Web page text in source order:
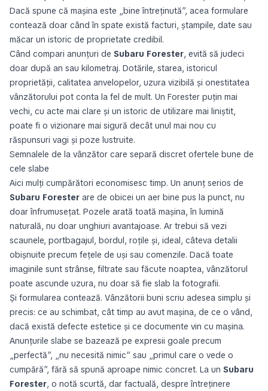
Dacă spune că mașina este „bine întreținută”, acea formulare
contează doar când în spate există facturi, ștampile, date sau
măcar un istoric de proprietate credibil.
Când compari anunțuri de Subaru Forester, evită să judeci
doar după an sau kilometraj. Dotările, starea, istoricul
proprietății, calitatea anvelopelor, uzura vizibilă și onestitatea
vânzătorului pot conta la fel de mult. Un Forester puțin mai
vechi, cu acte mai clare și un istoric de utilizare mai liniștit,
poate fi o vizionare mai sigură decât unul mai nou cu
răspunsuri vagi și poze lustruite.
Semnalele de la vânzător care separă discret ofertele bune de
cele slabe
Aici mulți cumpărători economisesc timp. Un anunț serios de
Subaru Forester are de obicei un aer bine pus la punct, nu
doar înfrumusețat. Pozele arată toată mașina, în lumină
naturală, nu doar unghiuri avantajoase. Ar trebui să vezi
scaunele, portbagajul, bordul, roțile și, ideal, câteva detalii
obișnuite precum fețele de uși sau comenzile. Dacă toate
imaginile sunt strânse, filtrate sau făcute noaptea, vânzătorul
poate ascunde uzura, nu doar să fie slab la fotografii.
Și formularea contează. Vânzătorii buni scriu adesea simplu și
precis: ce au schimbat, cât timp au avut mașina, de ce o vând,
dacă există defecte estetice și ce documente vin cu mașina.
Anunțurile slabe se bazează pe expresii goale precum
„perfectă”, „nu necesită nimic” sau „primul care o vede o
cumpără”, fără să spună aproape nimic concret. La un Subaru
Forester, o notă scurtă, dar factuală, despre întreținere